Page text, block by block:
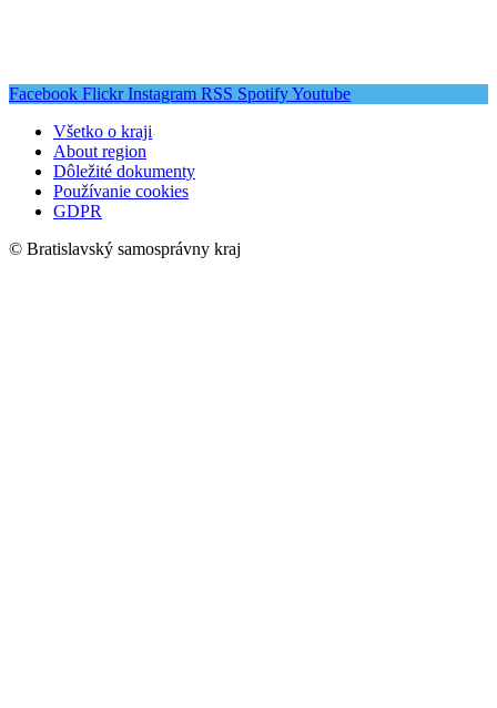
Facebook Flickr Instagram RSS SpotifyYoutube
Všetko o kraji
About region
Dôležité dokumenty
Používanie cookies
GDPR
© Bratislavský samosprávny kraj